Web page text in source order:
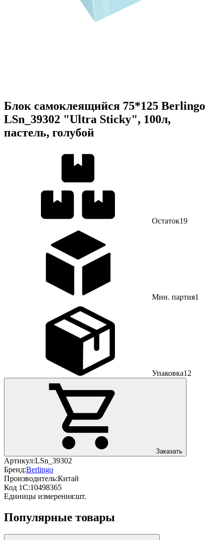
Блок самоклеящийся 75*125 Berlingo
LSn_39302 "Ultra Sticky", 100л,
пастель, голубой
Остаток19
Мин. партия1
Упаковка12
Заказать
Артикул:LSn_39302
Бренд:Berlingo
Производитель:Китай
Код 1С:10498365
Единицы измерения:шт.
Популярные товары